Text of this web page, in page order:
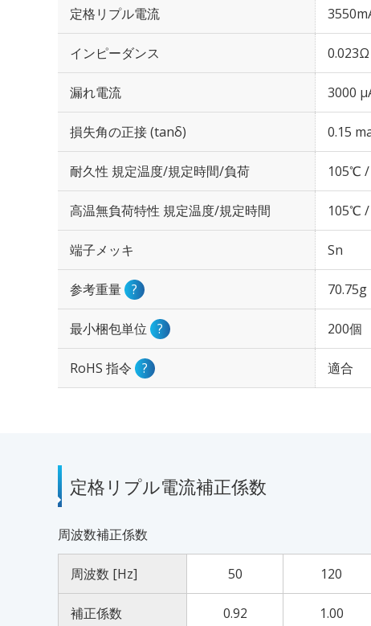
定格リプル電流
インピーダンス
漏れ電流 3000
損失角の正接 (tanδ) 0.15
耐久性 規定温度/規定時間/負荷 105℃ /
高温無負荷特性 規定温度/規定時間 105℃
端子メッキ Sn
参考重量 ? 70.75g
最小梱包単位 ? 200個
RoHS 指令 ? 適合
定格リプル電流補正係数
周波数補正係数
周波数 [Hz] 50 120
補正係数 0.92 1.00